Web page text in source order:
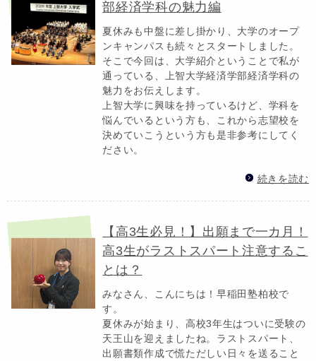
部経済学科の魅力編
夏休みも中盤に差し掛かり、大学のオープ
ンキャンパスも続々とスタートしました。
そこで今回は、大学紹介ということで私が
通っている、上智大学経済学部経済学科の
魅力をお伝えします。
上智大学に興味を持っているけど、学科を
悩んでいるという方も、これから志望校を
決めていこうという方も是非参考にしてく
ださい。
続きを読む
【高3生必見！】出願まで一カ月！
高3生がラストスパート注意するこ
とは？
みなさん、こんにちは！早稲田塾柏校で
す。
夏休みが始まり、高校3年生はついに受験の
天王山を迎えましたね。ラストスパート、
出願書類作成で慌ただしい日々を送ること